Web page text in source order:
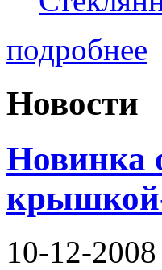
подробнее
Новости
Новинка
10-12-2008